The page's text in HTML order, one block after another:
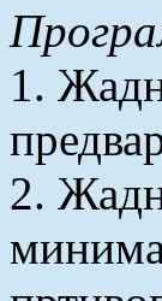
1.
2.